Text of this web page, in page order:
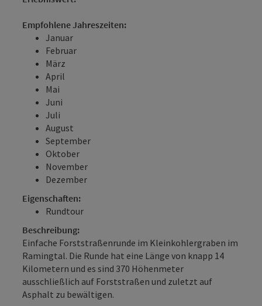
Empfohlene Jahreszeiten:
Januar
Februar
März
April
Mai
Juni
Juli
August
September
Oktober
November
Dezember
Eigenschaften:
Rundtour
Beschreibung:
Einfache Forststraßenrunde im Kleinkohlergraben im
Ramingtal. Die Runde hat eine Länge von knapp 14
Kilometern und es sind 370 Höhenmeter
ausschließlich auf Forststraßen und zuletzt auf
Asphalt zu bewältigen.